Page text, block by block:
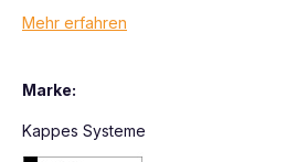
Mehr erfahren
Marke:
Kappes Systeme